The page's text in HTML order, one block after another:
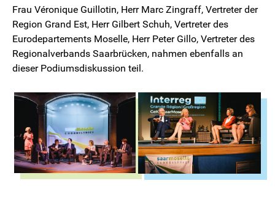
Frau Véronique Guillotin, Herr Marc Zingraff, Vertreter der
Region Grand Est, Herr Gilbert Schuh, Vertreter des
Eurodepartements Moselle, Herr Peter Gillo, Vertreter des
Regionalverbands Saarbrücken, nahmen ebenfalls an
dieser Podiumsdiskussion teil.